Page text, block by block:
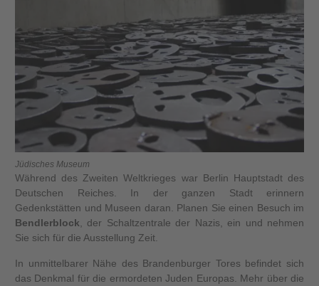
Jüdisches Museum
Während des Zweiten Weltkrieges war Berlin Hauptstadt des
Deutschen Reiches. In der ganzen Stadt erinnern
Gedenkstätten und Museen daran. Planen Sie einen Besuch im
Bendlerblock , der Schaltzentrale der Nazis, ein und nehmen
Sie sich für die Ausstellung Zeit.
In unmittelbarer Nähe des Brandenburger Tores befindet sich
das Denkmal für die ermordeten Juden Europas. Mehr über die